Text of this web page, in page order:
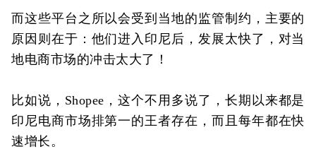
而这些平台之所以会受到当地的监管制约，主要的
原因则在于：他们进入印尼后，发展太快了，对当
地电商市场的冲击太大了！
比如说，Shopee，这个不用多说了，长期以来都是
印尼电商市场排第一的王者存在，而且每年都在快
速增长。